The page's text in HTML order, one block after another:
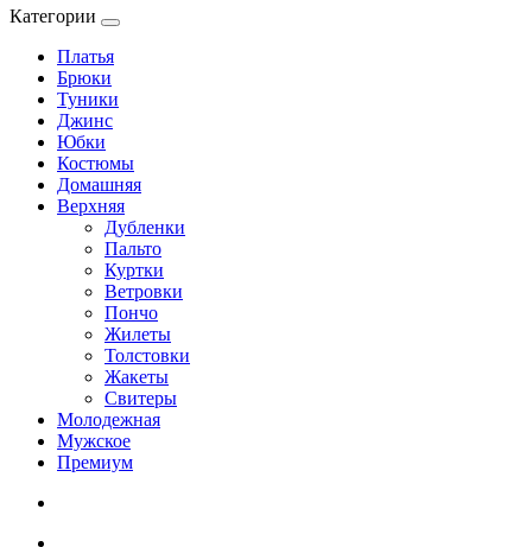
Категории
Платья
Брюки
Туники
Джинс
Юбки
Костюмы
Домашняя
Верхняя
Дубленки
Пальто
Куртки
Ветровки
Пончо
Жилеты
Толстовки
Жакеты
Свитеры
Молодежная
Мужское
Премиум